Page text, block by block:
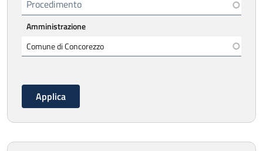
Procedimento
Amministrazione